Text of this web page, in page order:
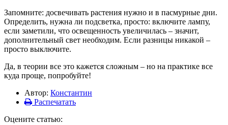
Запомните: досвечивать растения нужно и в пасмурные дни.
Определить, нужна ли подсветка, просто: включите лампу,
если заметили, что освещенность увеличилась – значит,
дополнительный свет необходим. Если разницы никакой –
просто выключите.
Да, в теории все это кажется сложным – но на практике все
куда проще, попробуйте!
Автор: Константин
Распечатать
Оцените статью: